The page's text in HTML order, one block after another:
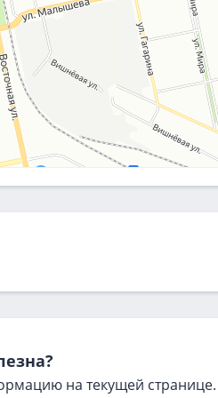
на текущей странице.